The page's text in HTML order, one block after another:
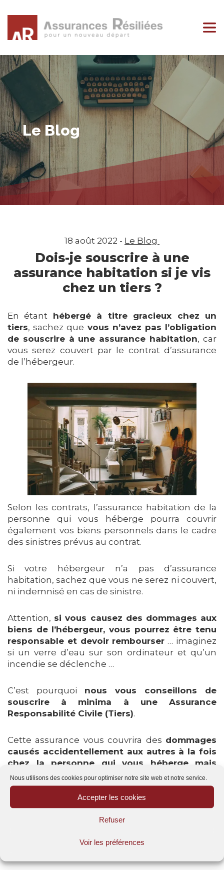
Nous utilisons des cookies pour optimiser notre site web et notre service.
Accepter les cookies
Refuser
Voir les préférences
Le Blog
18 août 2022 - Le Blog
Dois-je souscrire à une
assurance habitation si je vis
chez un tiers ?
En étant hébergé à titre gracieux chez un
tiers, sachez que vous n’avez pas l’obligation
de souscrire à une assurance habitation, car
vous serez couvert par le contrat d’assurance
de l’hébergeur.
Selon les contrats, l’assurance habitation de la
personne qui vous héberge pourra couvrir
également vos biens personnels dans le cadre
des sinistres prévus au contrat.
Si votre hébergeur n’a pas d’assurance
habitation, sachez que vous ne serez ni couvert,
ni indemnisé en cas de sinistre.
Attention, si vous causez des dommages aux
biens de l’hébergeur, vous pourrez être tenu
responsable et devoir rembourser … imaginez
si un verre d’eau sur son ordinateur et qu’un
incendie se déclenche …
C’est pourquoi nous vous conseillons de
souscrire à minima à une Assurance
Responsabilité Civile (Tiers).
Cette assurance vous couvrira des dommages
causés accidentellement aux autres à la fois
chez la personne qui vous héberge mais
aussi chez vos amis, dans un commerce ou
autre…
(quelques euros par mois)
au 09.88.77.66.90pour y souscrire !